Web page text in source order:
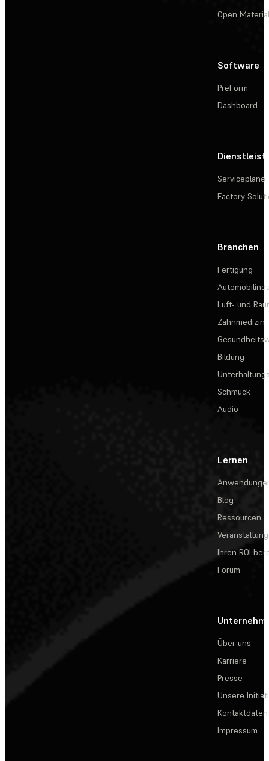
Open
Software
PreForm
Dashboard
Servicepläne
Factory
Branchen
Fertigung
Luft- und
Zahnmedizin
Bildung
Schmuck
Audio
Lernen
Blog
Ressourcen
Ihren ROI
Forum
Über uns
Karriere
Presse
Unsere
Kontaktdaten
Impressum